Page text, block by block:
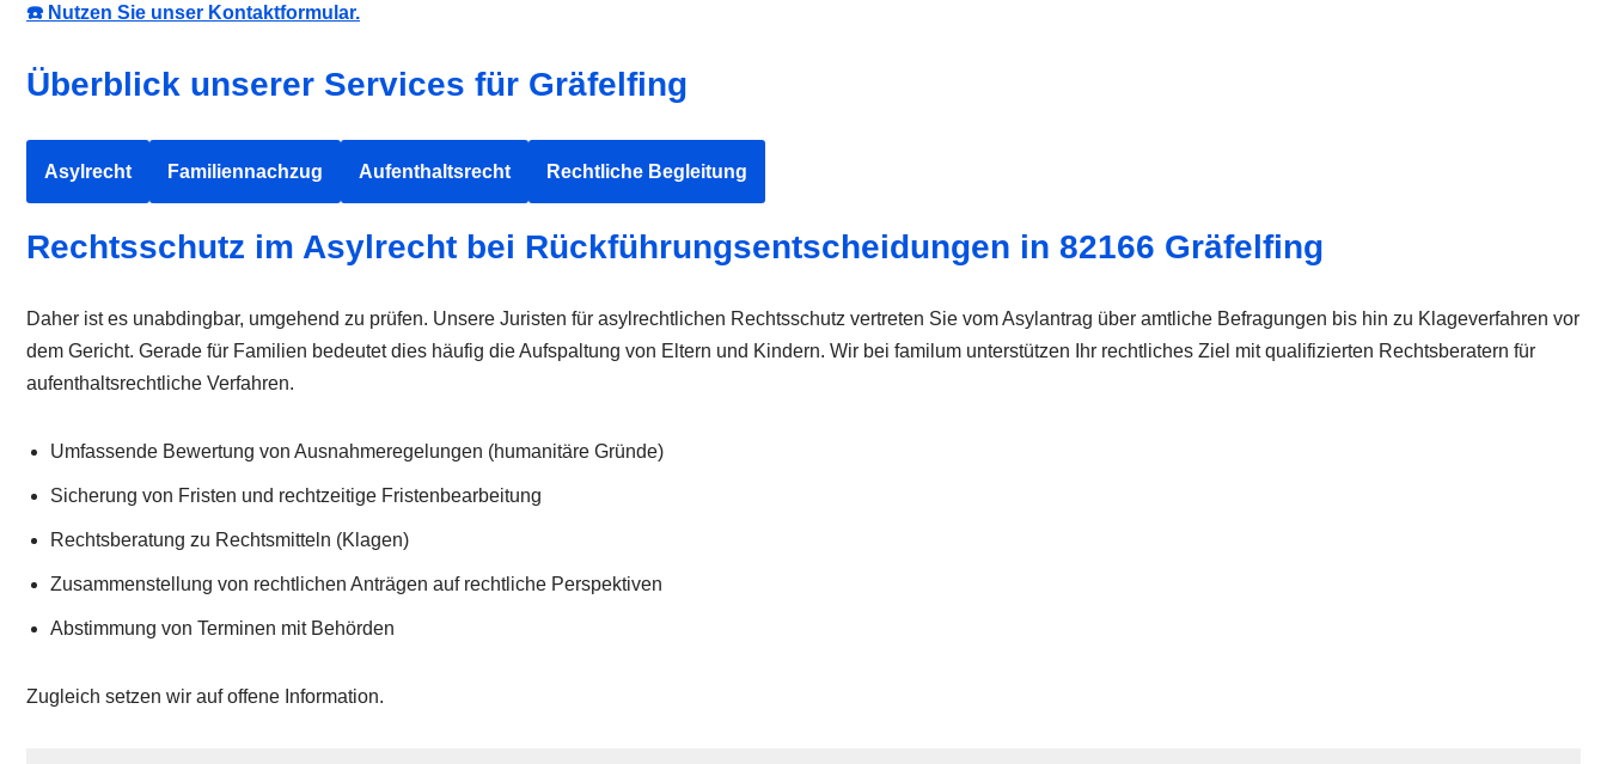
☎️ Nutzen Sie unser Kontaktformular.
Überblick unserer Services für Gräfelfing
Asylrecht Familiennachzug Aufenthaltsrecht Rechtliche Begleitung
Rechtsschutz im Asylrecht bei Rückführungsentscheidungen in 82166 Gräfelfing
Daher ist es unabdingbar, umgehend zu prüfen. Unsere Juristen für asylrechtlichen Rechtsschutz vertreten Sie vom Asylantrag über amtliche Befragungen bis hin zu Klageverfahren vor
dem Gericht. Gerade für Familien bedeutet dies häufig die Aufspaltung von Eltern und Kindern. Wir bei familum unterstützen Ihr rechtliches Ziel mit qualifizierten Rechtsberatern für
aufenthaltsrechtliche Verfahren.
Umfassende Bewertung von Ausnahmeregelungen (humanitäre Gründe)
Sicherung von Fristen und rechtzeitige Fristenbearbeitung
Rechtsberatung zu Rechtsmitteln (Klagen)
Zusammenstellung von rechtlichen Anträgen auf rechtliche Perspektiven
Abstimmung von Terminen mit Behörden
Zugleich setzen wir auf offene Information.